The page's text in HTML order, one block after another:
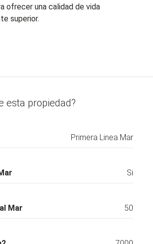
ofrecer una calidad de vida
superior.
esta propiedad?
Primera Linea Mar
Si
Mar 50